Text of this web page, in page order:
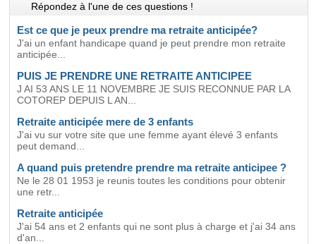
Répondez à l'une de ces questions !
Est ce que je peux prendre ma retraite anticipée?
J'ai un enfant handicape quand je peut prendre mon retraite
anticipée...
PUIS JE PRENDRE UNE RETRAITE ANTICIPEE
J AI 53 ANS LE 11 NOVEMBRE JE SUIS RECONNUE PAR LA
COTOREP DEPUIS L AN...
Retraite anticipée mere de 3 enfants
J'ai vu sur votre site que une femme ayant élevé 3 enfants
peut demand...
A quand puis pretendre prendre ma retraite anticipee ?
Ne le 28 01 1953 je reunis toutes les conditions pour obtenir
une retr...
Retraite anticipée
J'ai 54 ans et 2 enfants qui ne sont plus à charge et j'ai 34 ans
d'an...